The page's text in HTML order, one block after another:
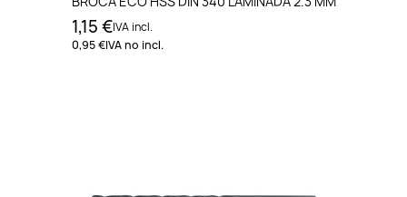
1,15 €IVA incl.
0,95 €IVA no incl.